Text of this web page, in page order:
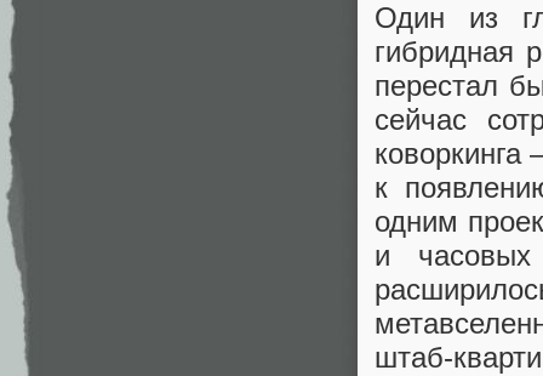
Один из
гибридная
перестал
сейчас
к
одним
и